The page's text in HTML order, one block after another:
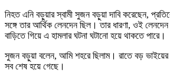
নিহত এনি বড়ুয়ার স্বামী সুজন বড়ুয়া দাবি করেছেন,
সঙ্গে তার আর্থিক লেনদেন ছিল। তার ধারণা, ওই
বাড়িতে গিয়ে এ হামলার ঘটনা ঘটানো হয়ে থাকতে পারে।
সুজন বড়ুয়া বলেন, আমি শহরে ছিলাম। রাতে বড়
সব শেষ হয়ে গেছে।